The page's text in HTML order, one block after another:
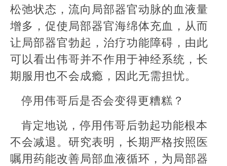
松弛状态，流向局部器官动脉的血液量
增多，促使局部器官海绵体充血，从而
让局部器官勃起，治疗功能障碍，由此
可以看出伟哥并不作用于神经系统，长
期服用也不会成瘾，因此无需担忧。
停用伟哥后是否会变得更糟糕？
肯定地说，停用伟哥后勃起功能根本
不会减退。研究表明，长期严格按照医
嘱用药能改善局部血液循环，为局部器